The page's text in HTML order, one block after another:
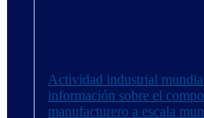
Actividad industrial
información sobre el
manufacturero a escala